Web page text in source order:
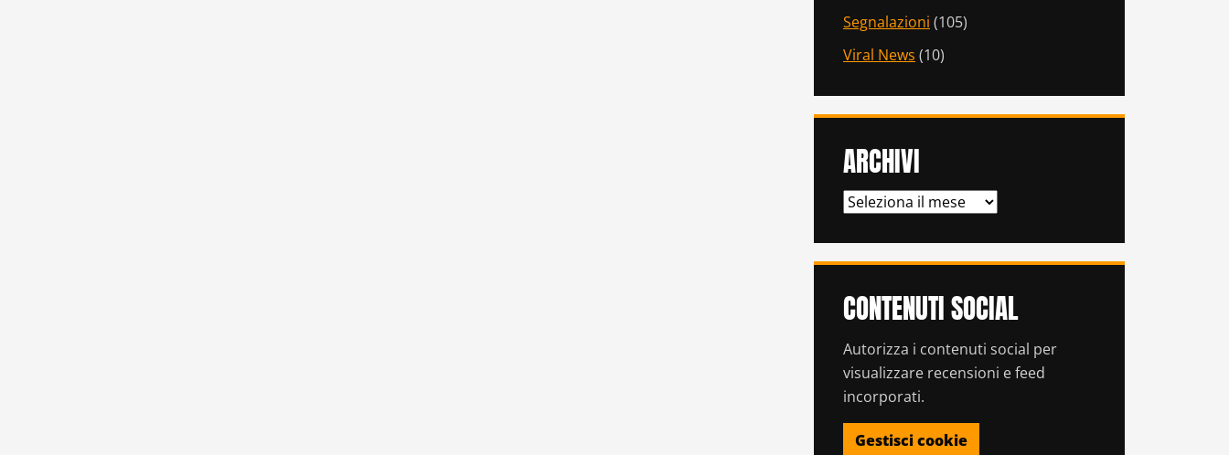
Segnalazioni (105)
Viral News (10)
ARCHIVI
ARCHIVI
CONTENUTI SOCIAL
Autorizza i contenuti social per
visualizzare recensioni e feed
incorporati.
Gestisci cookie